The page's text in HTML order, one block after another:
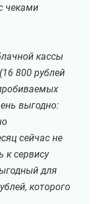
чеками
кассы
800 рублей
выгодно:
сейчас не
к сервису
для
которого